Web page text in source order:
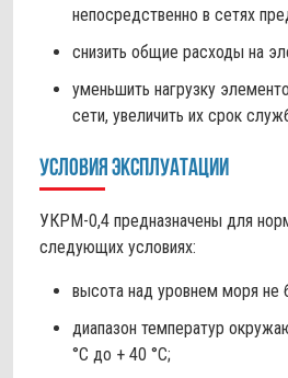
непосредственно в сетях
снизить общие расходы на
уменьшить нагрузку
сети, увеличить их срок
Условия эксплуатации
УКРМ-0,4 предназначены для
следующих условиях:
высота над уровнем моря не
диапазон температур
°С до + 40 °С;